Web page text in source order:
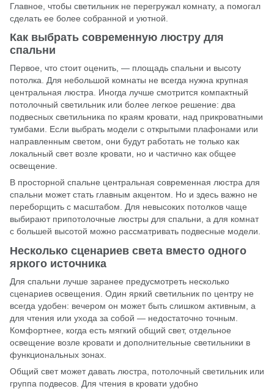
Главное, чтобы светильник не перегружал комнату, а помогал
сделать ее более собранной и уютной.
Как выбрать современную люстру для
спальни
Первое, что стоит оценить, — площадь спальни и высоту
потолка. Для небольшой комнаты не всегда нужна крупная
центральная люстра. Иногда лучше смотрится компактный
потолочный светильник или более легкое решение: два
подвесных светильника по краям кровати, над прикроватными
тумбами. Если выбрать модели с открытыми плафонами или
направленным светом, они будут работать не только как
локальный свет возле кровати, но и частично как общее
освещение.
В просторной спальне центральная современная люстра для
спальни может стать главным акцентом. Но и здесь важно не
переборщить с масштабом. Для невысоких потолков чаще
выбирают припотолочные люстры для спальни, а для комнат
с большей высотой можно рассматривать подвесные модели.
Несколько сценариев света вместо одного
яркого источника
Для спальни лучше заранее предусмотреть несколько
сценариев освещения. Один яркий светильник по центру не
всегда удобен: вечером он может быть слишком активным, а
для чтения или ухода за собой — недостаточно точным.
Комфортнее, когда есть мягкий общий свет, отдельное
освещение возле кровати и дополнительные светильники в
функциональных зонах.
Общий свет может давать люстра, потолочный светильник или
группа подвесов. Для чтения в кровати удобно